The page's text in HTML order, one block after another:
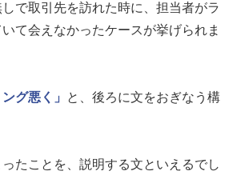
で取引先を訪れた時に、担当者がラ
て会えなかったケースが挙げられま
ング悪く」
と、後ろに文をおぎなう構
たことを、説明する文といえるでし